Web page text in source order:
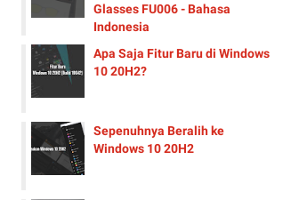
Glasses FU006 - Bahasa
Indonesia
Apa Saja Fitur Baru di Windows
10 20H2?
Sepenuhnya Beralih ke
Windows 10 20H2